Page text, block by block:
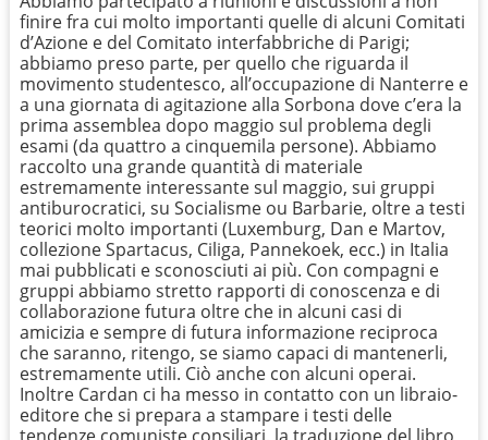
finire fra cui molto importanti quelle di alcuni Comitati
d’Azione e del Comitato interfabbriche di Parigi;
abbiamo preso parte, per quello che riguarda il
movimento studentesco, all’occupazione di Nanterre e
a una giornata di agitazione alla Sorbona dove c’era la
prima assemblea dopo maggio sul problema degli
esami (da quattro a cinquemila persone). Abbiamo
raccolto una grande quantità di materiale
estremamente interessante sul maggio, sui gruppi
antiburocratici, su Socialisme ou Barbarie, oltre a testi
teorici molto importanti (Luxemburg, Dan e Martov,
collezione Spartacus, Ciliga, Pannekoek, ecc.) in Italia
mai pubblicati e sconosciuti ai più. Con compagni e
gruppi abbiamo stretto rapporti di conoscenza e di
collaborazione futura oltre che in alcuni casi di
amicizia e sempre di futura informazione reciproca
che saranno, ritengo, se siamo capaci di mantenerli,
estremamente utili. Ciò anche con alcuni operai.
Inoltre Cardan ci ha messo in contatto con un libraio-
editore che si prepara a stampare i testi delle